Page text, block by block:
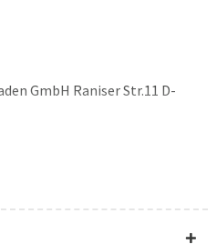
GmbH Raniser Str.11 D-